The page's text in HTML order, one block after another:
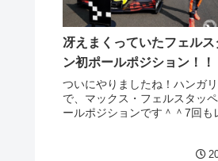
冴えまくっていたフェルス
ン初ポールポジション！！
ついにやりましたね！ハンガ
で、マックス・フェルスタッ
ールポジションです＾＾7回も
００人めのポールシッターだ